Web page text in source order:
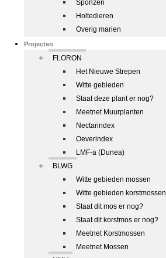
Sponzen
Holtedieren
Overig marien
Projecten
FLORON
Het Nieuwe Strepen
Witte gebieden
Staat deze plant er nog?
Meetnet Muurplanten
Nectarindex
Oeverindex
LMF-a (Dunea)
BLWG
Witte gebieden mossen
Witte gebieden korstmossen
Staat dit mos er nog?
Staat dit korstmos er nog?
Meetnet Korstmossen
Meetnet Mossen